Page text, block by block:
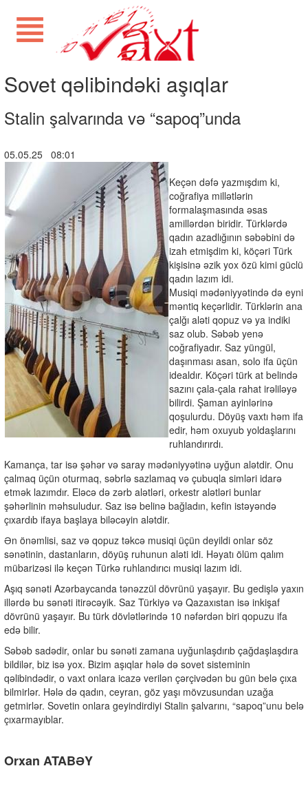
Sovet qəlibindəki aşıqlar
Stalin şalvarında və “sapoq”unda
05.05.25 08:01
Keçən dəfə yazmışdım ki,
coğrafiya millətlərin
formalaşmasında əsas
amillərdən biridir. Türklərdə
qadın azadlığının səbəbini də
izah etmişdim ki, köçəri Türk
kişisinə əzik yox özü kimi güclü
qadın lazım idi.
Musiqi mədəniyyətində də eyni
məntiq keçərlidir. Türklərin ana
çalğı aləti qopuz və ya indiki
saz olub. Səbəb yenə
coğrafiyadır. Saz yüngül,
daşınması asan, solo ifa üçün
idealdır. Köçəri türk at belində
sazını çala-çala rahat irəliləyə
bilirdi. Şaman ayinlərinə
qoşulurdu. Döyüş vaxtı həm ifa
edir, həm oxuyub yoldaşlarını
ruhlandırırdı.
Kamança, tar isə şəhər və saray mədəniyyətinə uyğun alətdir. Onu
çalmaq üçün oturmaq, səbrlə sazlamaq və çubuqla simləri idarə
etmək lazımdır. Eləcə də zərb alətləri, orkestr alətləri bunlar
şəhərlinin məhsuludur. Saz isə belinə bağladın, kefin istəyəndə
çıxardıb ifaya başlaya biləcəyin alətdir.
Ən önəmlisi, saz və qopuz təkcə musiqi üçün deyildi onlar söz
sənətinin, dastanların, döyüş ruhunun aləti idi. Həyatı ölüm qalım
mübarizəsi ilə keçən Türkə ruhlandırıcı musiqi lazım idi.
Aşıq sənəti Azərbaycanda tənəzzül dövrünü yaşayır. Bu gedişlə yaxın
illərdə bu sənəti itirəcəyik. Saz Türkiyə və Qazaxıstan isə inkişaf
dövrünü yaşayır. Bu türk dövlətlərində 10 nəfərdən biri qopuzu ifa
edə bilir.
Səbəb sadədir, onlar bu sənəti zamana uyğunlaşdırıb çağdaşlaşdıra
bildilər, biz isə yox. Bizim aşıqlar hələ də sovet sisteminin
qəlibindədir, o vaxt onlara icazə verilən çərçivədən bu gün belə çıxa
bilmirlər. Hələ də qadın, ceyran, göz yaşı mövzusundan uzağa
getmirlər. Sovetin onlara geyindirdiyi Stalin şalvarını, “sapoq”unu belə
çıxarmayıblar.
Orxan ATABƏY